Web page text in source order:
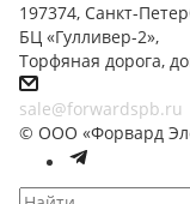
197374, Санкт-
БЦ «Гулливер-2»,
Торфяная дорога,
sale@forwardspb.ru
© ООО «Форвард